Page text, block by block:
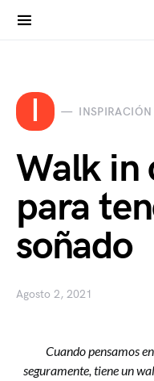
Search for:
I INSPIRACIÓN
Walk in
para
soñado
Agosto 2, 2021
Cuando pensamos
seguramente, tiene un